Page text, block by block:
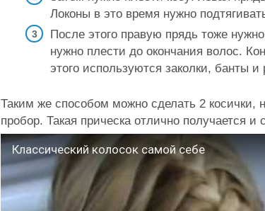
Локоны в это время нужно
После этого правую прядь тоже
нужно плести до окончания волос.
этого используются заколки, банты и
Таким же способом можно сделать 2 косички,
пробор. Такая прическа отлично получается и
Классический колосок самой себе